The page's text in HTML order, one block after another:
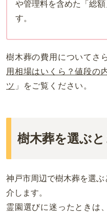
や管理料を含めた「総
す。
樹木葬の費用についてさ
用相場はいくら？値段の
ツ 」をご覧ください。
樹木葬を選ぶ
神戸市周辺で樹木葬を選
介します。
霊園選びに迷ったときは